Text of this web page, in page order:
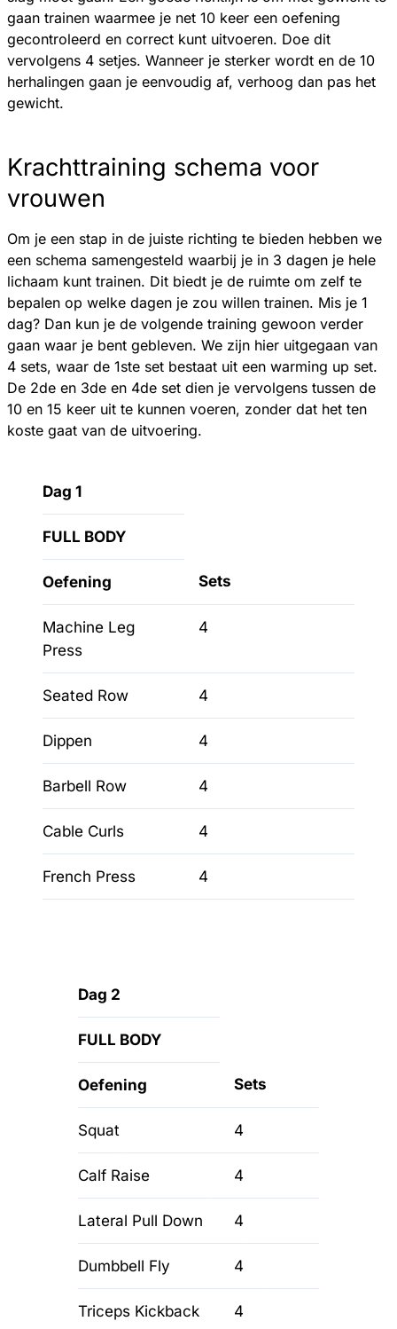
gaan trainen waarmee je net 10 keer een oefening
gecontroleerd en correct kunt uitvoeren. Doe dit
vervolgens 4 setjes. Wanneer je sterker wordt en de 10
herhalingen gaan je eenvoudig af, verhoog dan pas het
gewicht.
Krachttraining schema voor
vrouwen
Om je een stap in de juiste richting te bieden hebben we
een schema samengesteld waarbij je in 3 dagen je hele
lichaam kunt trainen. Dit biedt je de ruimte om zelf te
bepalen op welke dagen je zou willen trainen. Mis je 1
dag? Dan kun je de volgende training gewoon verder
gaan waar je bent gebleven. We zijn hier uitgegaan van
4 sets, waar de 1ste set bestaat uit een warming up set.
De 2de en 3de en 4de set dien je vervolgens tussen de
10 en 15 keer uit te kunnen voeren, zonder dat het ten
koste gaat van de uitvoering.
Dag 1
FULL BODY
Oefening Sets
Machine Leg
Press
4
Seated Row 4
Dippen 4
Barbell Row 4
Cable Curls 4
French Press 4
Dag 2
FULL BODY
Oefening Sets
Squat 4
Calf Raise 4
Lateral Pull Down 4
Dumbbell Fly 4
Triceps Kickback 4